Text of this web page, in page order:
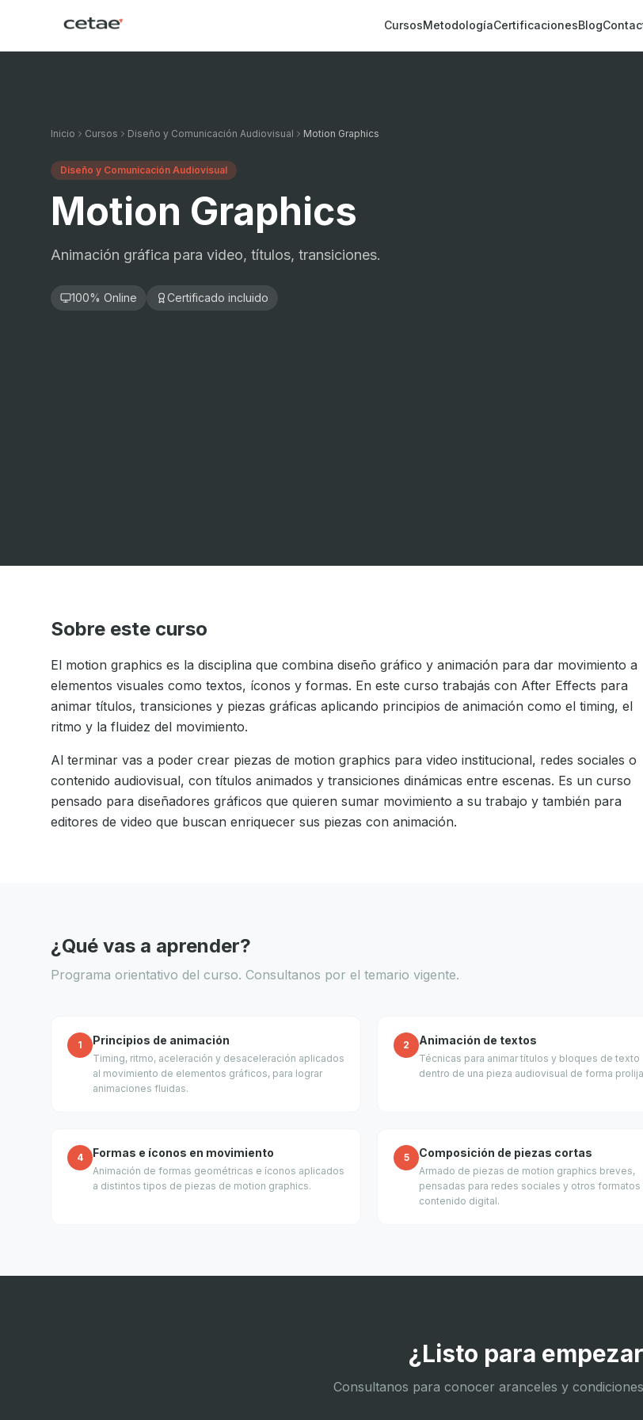
CursosMetodologíaCertificacionesBlog
Inicio Cursos Diseño y Comunicación Audiovisual Motion Graphics
Diseño y Comunicación Audiovisual
Motion Graphics
Animación gráfica para video, títulos, transiciones.
100% Online Certificado incluido
Sobre este curso
El motion graphics es la disciplina que combina diseño gráfico y animación para dar movimiento a
elementos visuales como textos, íconos y formas. En este curso trabajás con After Effects para
animar títulos, transiciones y piezas gráficas aplicando principios de animación como el timing, el
ritmo y la fluidez del movimiento.
Al terminar vas a poder crear piezas de motion graphics para video institucional, redes sociales o
contenido audiovisual, con títulos animados y transiciones dinámicas entre escenas. Es un curso
pensado para diseñadores gráficos que quieren sumar movimiento a su trabajo y también para
editores de video que buscan enriquecer sus piezas con animación.
¿Qué vas a aprender?
Programa orientativo del curso. Consultanos por el temario vigente.
1 Principios de animación
Timing, ritmo, aceleración y desaceleración aplicados
al movimiento de elementos gráficos, para lograr
animaciones fluidas.
2 Animación de textos
Técnicas para animar títulos y bloques de texto
dentro de una pieza audiovisual de forma
4 Formas e íconos en movimiento
Animación de formas geométricas e íconos aplicados
a distintos tipos de piezas de motion graphics.
5 Composición de piezas cortas
Armado de piezas de motion graphics breves,
pensadas para redes sociales y otros formatos
contenido digital.
¿Listo para
Consultanos para conocer aranceles y